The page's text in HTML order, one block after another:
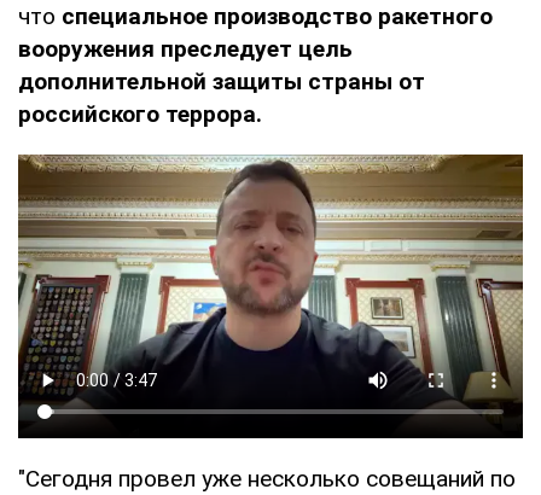
что специальное производство ракетного
вооружения преследует цель
дополнительной защиты страны от
российского террора.
"Сегодня провел уже несколько совещаний по